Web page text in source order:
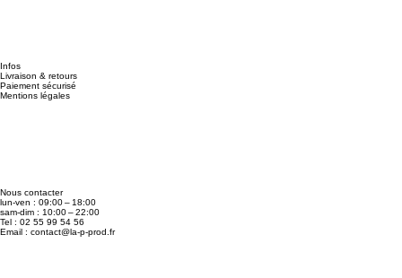
Infos
Livraison & retours
Paiement sécurisé
Mentions légales
Nous contacter
lun-ven : 09:00 – 18:00
sam-dim : 10:00 – 22:00
Tel : 02 55 99 54 56
Email : contact@la-p-prod.fr